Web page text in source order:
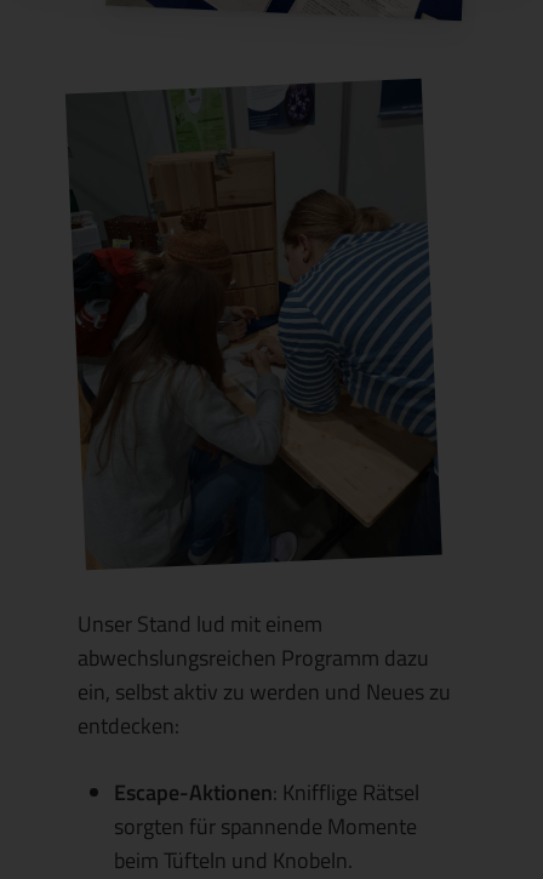
Unser Stand lud mit einem
abwechslungsreichen Programm dazu
ein, selbst aktiv zu werden und Neues zu
entdecken:
Escape-Aktionen: Knifflige Rätsel
sorgten für spannende Momente
beim Tüfteln und Knobeln.